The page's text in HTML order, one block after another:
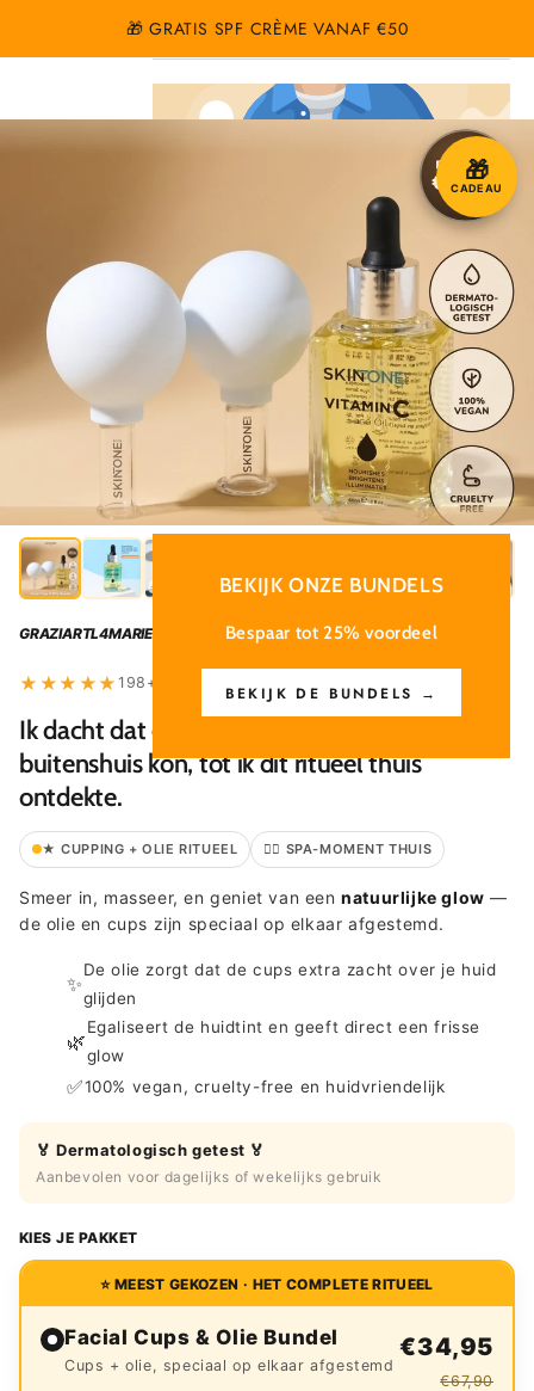
🎁 GRATIS SPF CRÈME VANAF €50
MIS DEZE KANS NIET!
BEKIJK ONZE BUNDELS
Bespaar tot 25% voordeel
BEKIJK DE BUNDELS →
🎁
CADEAU
GRAZIARTL4MARIE CLAIRE
★ ★★ ★★198+ beoordelingen
Ik dacht dat een spa-behandeling alleen
buitenshuis kon, tot ik dit ritueel thuis
ontdekte.
★ CUPPING + OLIE RITUEEL 🧖‍♀️ SPA-MOMENT THUIS
Smeer in, masseer, en geniet van eennatuurlijke glow —
de olie en cups zijn speciaal op elkaar afgestemd.
✨
De olie zorgt dat de cups extra zacht over je huid
glijden
🌿
Egaliseert de huidtint en geeft direct een frisse
glow
✅100% vegan, cruelty-free en huidvriendelijk
🏅 Dermatologisch getest 🏅
Aanbevolen voor dagelijks of wekelijks gebruik
KIES JE PAKKET
⭐ MEEST GEKOZEN · HET COMPLETE RITUEEL
Facial Cups & Olie Bundel
Cups + olie, speciaal op elkaar afgestemd
€34,95
€67,90